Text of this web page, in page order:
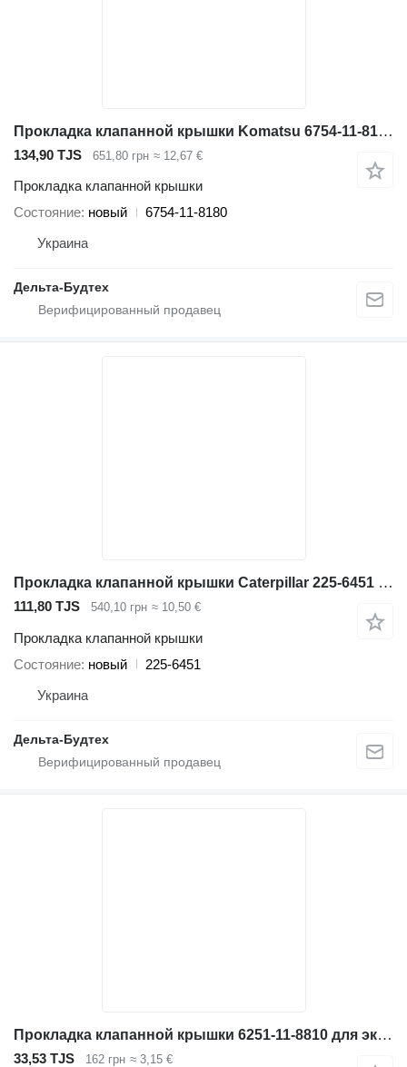
Прокладка клапанной крышки Komatsu 6754-11-8180 для гусеничного экскаватора Komatsu PC210-7, PC2
134,90 TJS 651,80 грн ≈ 12,67 €
Прокладка клапанной крышки
Состояние новый
6754-11-8180
Украина
Дельта-Будтех
Прокладка клапанной крышки Caterpillar 225-6451 для экскаватора
111,80 TJS 540,10 грн ≈ 10,50 €
Прокладка клапанной крышки
Состояние новый
225-6451
Украина
Дельта-Будтех
Прокладка клапанной крышки 6251-11-8810 для экскаватора Komatsu
33,53 TJS 162 грн ≈ 3,15 €